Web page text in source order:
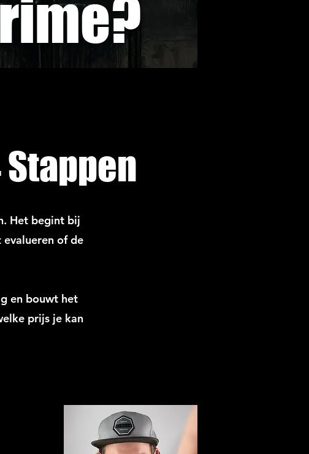
Het begint bij
of de
en bouwt het
prijs je kan